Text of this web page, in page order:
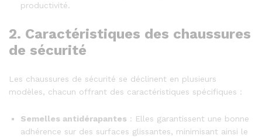
productivité.
2. Caractéristiques des chaussures
de sécurité
Les chaussures de sécurité se déclinent en plusieurs
modèles, chacun offrant des caractéristiques spécifiques :
Semelles antidérapantes : Elles garantissent une bonne
adhérence sur des surfaces glissantes, minimisant ainsi le